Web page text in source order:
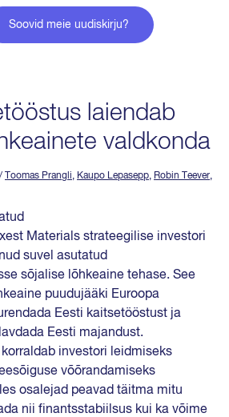
laiendab
valdkonda
/ Toomas Prangli, Kaupo Lepasepp, Robin Teever,
Materials strateegilise investori
suvel asutatud
sõjalise lõhkeaine tehase. See
puudujääki Euroopa
Eesti kaitsetööstust ja
Eesti majandust.
investori leidmiseks
võõrandamiseks
osalejad peavad täitma mitu
nii finantsstabiilsus kui ka võime
Soovid meie uudiskirju?